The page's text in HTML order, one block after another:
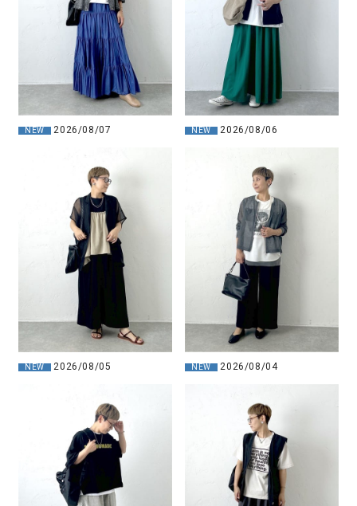
NEW 2026/08/07 NEW 2026/08/06
NEW 2026/08/05 NEW 2026/08/04